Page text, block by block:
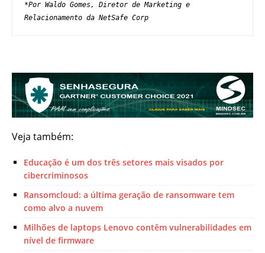
*Por Waldo Gomes, Diretor de Marketing e
Relacionamento da NetSafe Corp
Veja também:
Educação é um dos três setores mais visados por
cibercriminosos
Ransomcloud: a última geração de ransomware tem
como alvo a nuvem
Milhões de laptops Lenovo contêm vulnerabilidades em
nível de firmware